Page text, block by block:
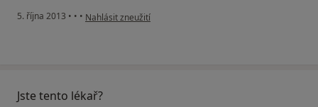
5. října 2013 • • • podle názoru uživatele Váš účet byl odstraněn
Nahlásit zneužití
Jste tento lékař?